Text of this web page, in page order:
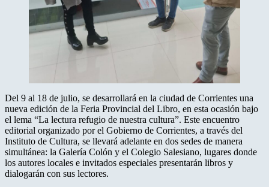
Del 9 al 18 de julio, se desarrollará en la ciudad de Corrientes una
nueva edición de la Feria Provincial del Libro, en esta ocasión bajo
el lema “La lectura refugio de nuestra cultura”. Este encuentro
editorial organizado por el Gobierno de Corrientes, a través del
Instituto de Cultura, se llevará adelante en dos sedes de manera
simultánea: la Galería Colón y el Colegio Salesiano, lugares donde
los autores locales e invitados especiales presentarán libros y
dialogarán con sus lectores.